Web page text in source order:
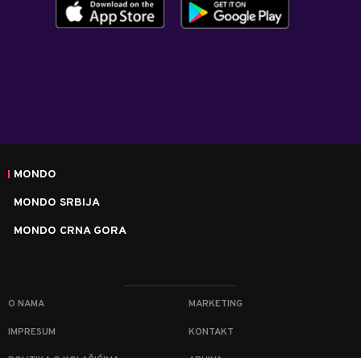
MONDO
MONDO SRBIJA
MONDO CRNA GORA
O NAMA MARKETING
IMPRESUM KONTAKT